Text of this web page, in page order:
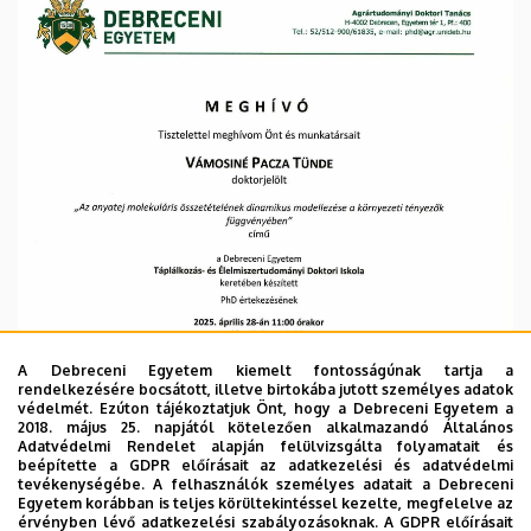
Környezetgazdálkodási
A Debreceni Egyetem kiemelt fontosságúnak tartja a
rendelkezésére bocsátott, illetve birtokába jutott személyes adatok
védelmét. Ezúton tájékoztatjuk Önt, hogy a Debreceni Egyetem a
2018. május 25. napjától kötelezően alkalmazandó Általános
Adatvédelmi Rendelet alapján felülvizsgálta folyamatait és
beépítette a GDPR előírásait az adatkezelési és adatvédelmi
tevékenységébe. A felhasználók személyes adatait a Debreceni
Egyetem korábban is teljes körültekintéssel kezelte, megfelelve az
érvényben lévő adatkezelési szabályozásoknak. A GDPR előírásait